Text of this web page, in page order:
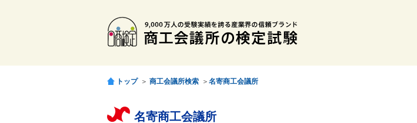
トップ ＞ 商工会議所検索 ＞ 名寄商工会議所
名寄商工会議所